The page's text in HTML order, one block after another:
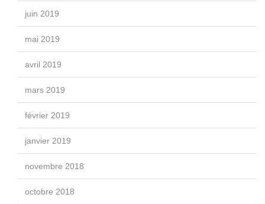
juin 2019
mai 2019
avril 2019
mars 2019
février 2019
janvier 2019
novembre 2018
octobre 2018